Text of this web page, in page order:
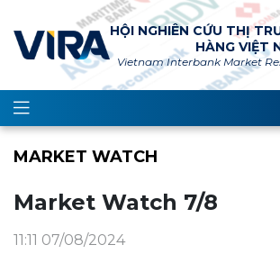
HỘI NGHIÊN CỨU THỊ
HÀNG VIỆT
Vietnam Interbank Market
MARKET WATCH
Market Watch 7/8
11:11 07/08/2024